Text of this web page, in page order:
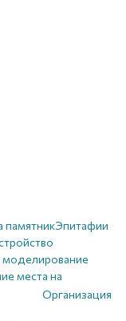
памятникЭпитафии
моделирование
места на
Организация